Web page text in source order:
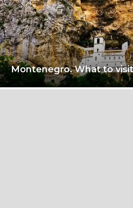
Montenegro. What to